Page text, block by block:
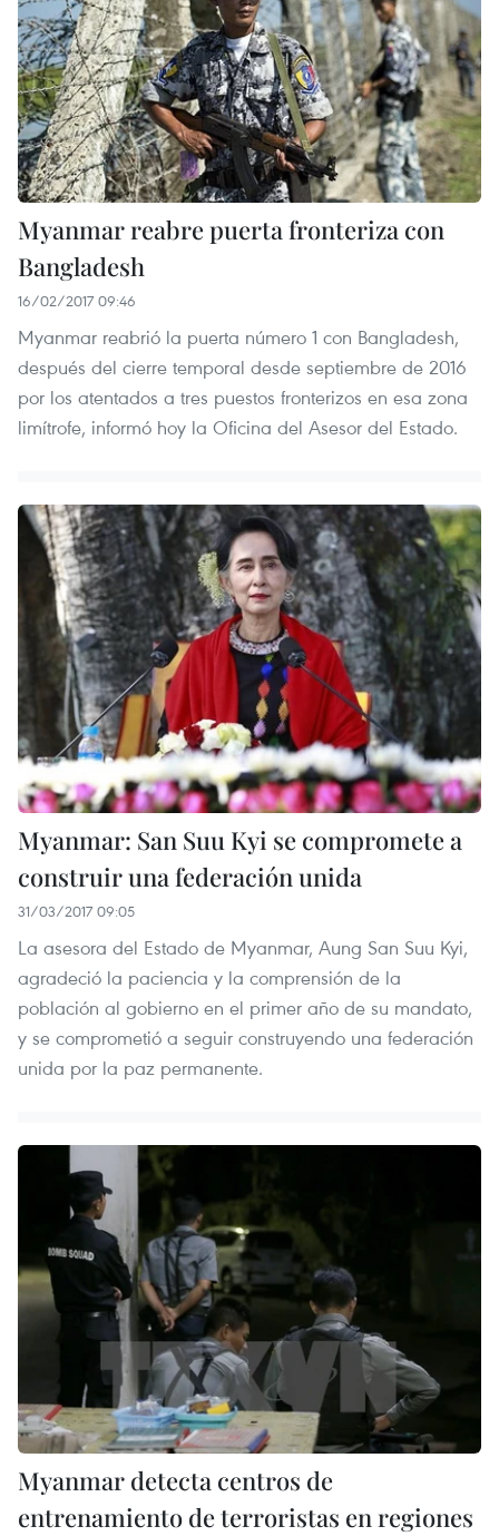
Myanmar reabre puerta fronteriza con
Bangladesh
16/02/2017 09:46
Myanmar reabrió la puerta número 1 con Bangladesh,
después del cierre temporal desde septiembre de 2016
por los atentados a tres puestos fronterizos en esa zona
limítrofe, informó hoy la Oficina del Asesor del Estado.
Myanmar: San Suu Kyi se compromete a
construir una federación unida
31/03/2017 09:05
La asesora del Estado de Myanmar, Aung San Suu Kyi,
agradeció la paciencia y la comprensión de la
población al gobierno en el primer año de su mandato,
y se comprometió a seguir construyendo una federación
unida por la paz permanente.
Myanmar detecta centros de
entrenamiento de terroristas en regiones